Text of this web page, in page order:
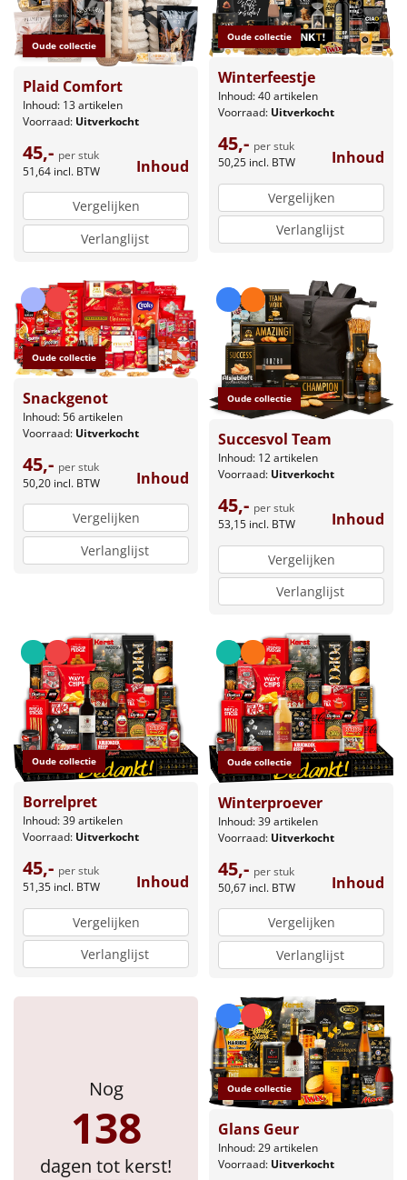
Oude collectie
Plaid Comfort
Inhoud: 13 artikelen
Voorraad: Uitverkocht
45,- per stuk
51,64 incl. BTW Inhoud
Vergelijken
Verlanglijst
Oude collectie
Winterfeestje
Inhoud: 40 artikelen
Voorraad: Uitverkocht
45,- per stuk
50,25 incl. BTW Inhoud
Vergelijken
Verlanglijst
Oude collectie
Snackgenot
Inhoud: 56 artikelen
Voorraad: Uitverkocht
45,- per stuk
50,20 incl. BTW Inhoud
Vergelijken
Verlanglijst
Oude collectie
Succesvol Team
Inhoud: 12 artikelen
Voorraad: Uitverkocht
45,- per stuk
53,15 incl. BTW Inhoud
Vergelijken
Verlanglijst
Oude collectie
Borrelpret
Inhoud: 39 artikelen
Voorraad: Uitverkocht
45,- per stuk
51,35 incl. BTW Inhoud
Vergelijken
Verlanglijst
Oude collectie
Winterproever
Inhoud: 39 artikelen
Voorraad: Uitverkocht
45,- per stuk
50,67 incl. BTW Inhoud
Vergelijken
Verlanglijst
Nog
138
dagen tot kerst!
Oude collectie
Glans Geur
Inhoud: 29 artikelen
Voorraad: Uitverkocht